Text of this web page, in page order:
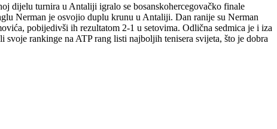
dijelu turnira u Antaliji igralo se bosanskohercegovačko finale
Nerman je osvojio duplu krunu u Antaliji. Dan ranije su Nerman
pobijedivši ih rezultatom 2-1 u setovima. Odlična sedmica je i iza
rankinge na ATP rang listi najboljih tenisera svijeta, što je dobra